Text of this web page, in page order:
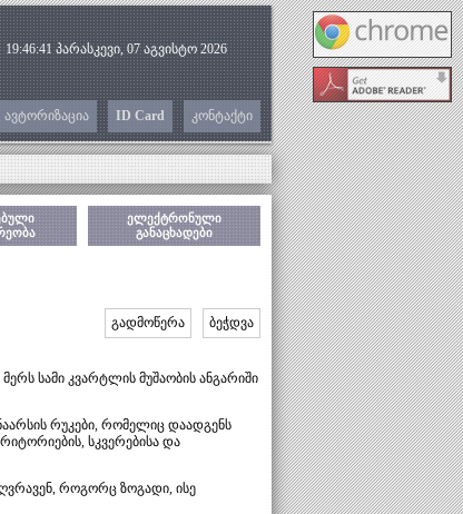
19:46:42პარასკევი, 07 აგვისტო 2026
კონტაქტი
ID Card
ავტორიზაცია
ელექტრონული
განაცხადები
სამი კვარტლის მუშაობის ანგარიში
რუკები, რომელიც დაადგენს
სკვერებისა და
როგორც ზოგადი, ისე
გადმოწერა ბეჭდვა